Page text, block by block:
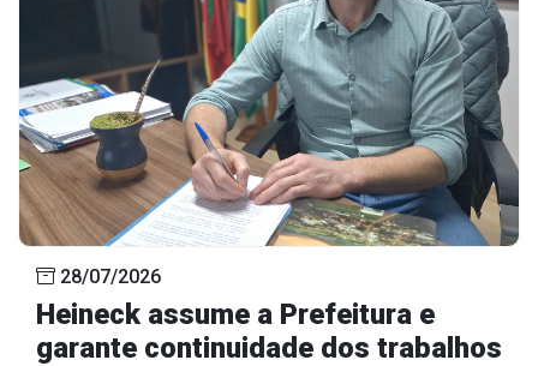
28/07/2026
Heineck assume a Prefeitura e
garante continuidade dos trabalhos